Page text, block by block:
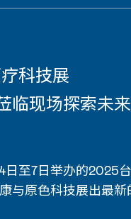
科技展
临现场探索未
日至7日举办的2025
与原色科技展出最新